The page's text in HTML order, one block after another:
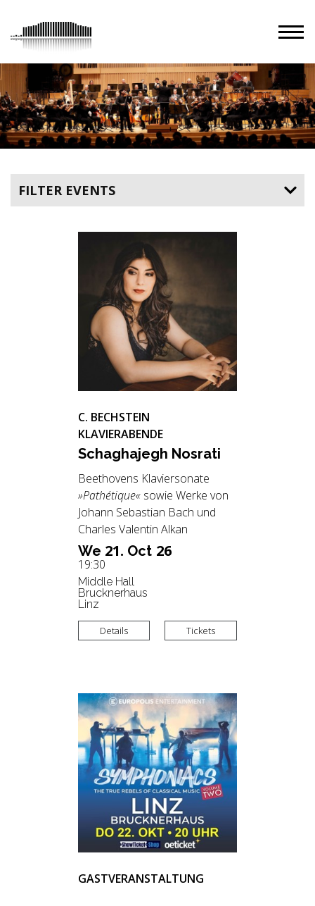
FILTER EVENTS
We 21. Oct 26
19:30
Middle Hall
Brucknerhaus
Linz
C. BECHSTEIN
KLAVIERABENDE
Schag­ha­jegh Nos­ra­ti
Beethovens Klaviersonate
»Pathétique«sowie Werke von
Johann Sebastian Bach und
Charles Valentin Alkan
Details Tickets
GASTVERANSTALTUNG